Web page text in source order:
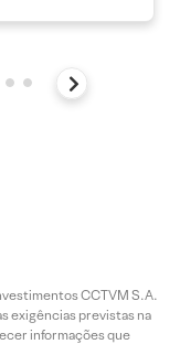
CCTVM S.A.
exigências previstas na
informações que